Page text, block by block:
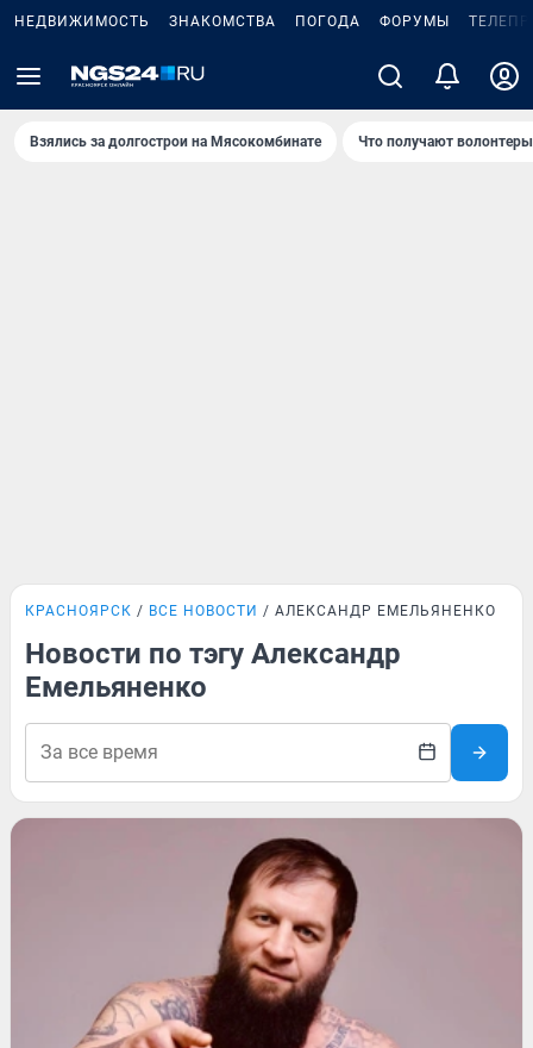
НЕДВИЖИМОСТЬ ЗНАКОМСТВА ПОГОДА ФОРУМЫ
Взялись за долгострои на Мясокомбинате Что получают
КРАСНОЯРСК ВСЕ НОВОСТИ АЛЕКСАНДР ЕМЕЛЬЯНЕНКО
Новости по тэгу Александр
Емельяненко